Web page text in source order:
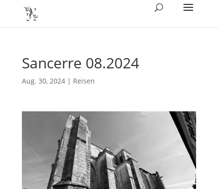
Sancerre 08.2024
Aug. 30, 2024| Reisen